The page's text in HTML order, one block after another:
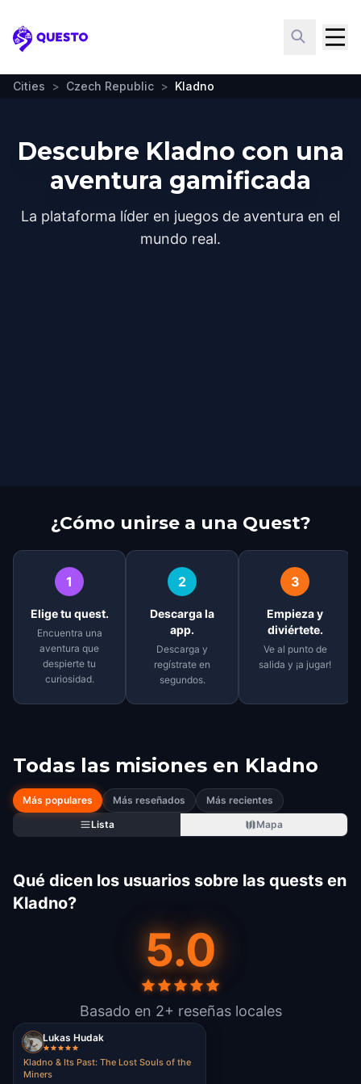
Questo
Cities > Czech Republic > Kladno
Descubre Kladno con una
aventura gamificada
La plataforma líder en juegos de aventura en el
mundo real.
¿Cómo unirse a una Quest?
1
Elige tu quest.
Encuentra una
aventura que
despierte tu
curiosidad.
2
Descarga la
app.
Descarga y
regístrate en
segundos.
3
Empieza y
diviértete.
Ve al punto de
salida y ¡a jugar!
Todas las misiones en Kladno
Más populares Más reseñados
Más recientes
Lista
Mapa
Qué dicen los usuarios sobre las quests en
Kladno?
5.0
Basado en 2+ reseñas locales
Lukas Hudak
Kladno & Its Past: The Lost Souls of the
Miners